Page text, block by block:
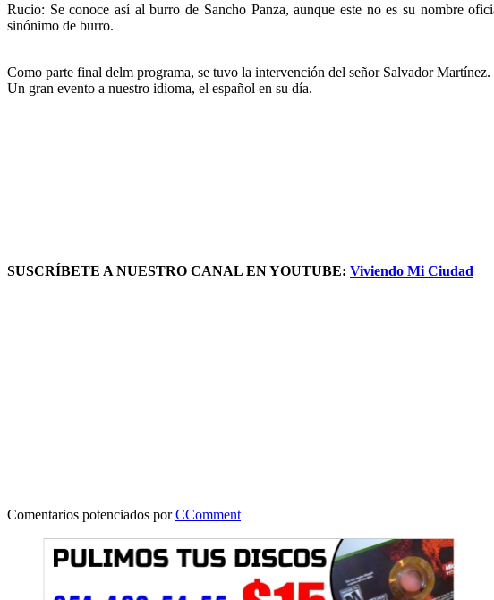
Rucio: Se conoce así al burro de Sancho Panza, aunque este no es su nombre
sinónimo de burro.
Como parte final delm programa, se tuvo la intervención del señor Salvador Martínez.
Un gran evento a nuestro idioma, el español en su día.
SUSCRÍBETE A NUESTRO CANAL EN YOUTUBE: Viviendo Mi Ciudad
Comentarios potenciados porCComment